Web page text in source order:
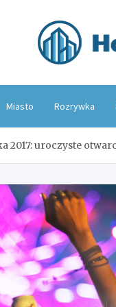
Miasto Rozrywka
2017: uroczyste